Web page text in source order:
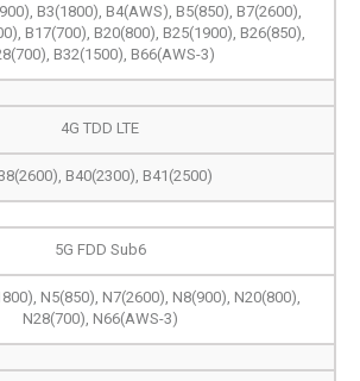
B3(1800), B4(AWS), B5(850), B7(2600),
B17(700), B20(800), B25(1900), B26(850),
B32(1500), B66(AWS-3)
4G TDD LTE
B40(2300), B41(2500)
5G FDD Sub6
N5(850), N7(2600), N8(900), N20(800),
N28(700), N66(AWS-3)